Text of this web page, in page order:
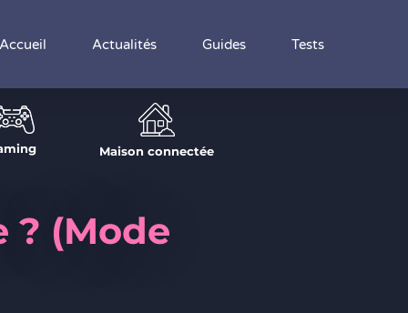
Accueil Actualités Guides Tests
Maison connectée
? (Mode